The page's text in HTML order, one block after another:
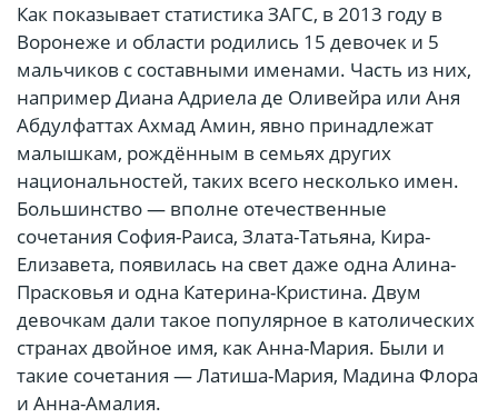
Как показывает статистика ЗАГС, в 2013 году в
Воронеже и области родились 15 девочек и 5
мальчиков с составными именами. Часть из них,
например Диана Адриела де Оливейра или Аня
Абдулфаттах Ахмад Амин, явно принадлежат
малышкам, рождённым в семьях других
национальностей, таких всего несколько имен.
Большинство — вполне отечественные
сочетания София-Раиса, Злата-Татьяна, Кира-
Елизавета, появилась на свет даже одна Алина-
Прасковья и одна Катерина-Кристина. Двум
девочкам дали такое популярное в католических
странах двойное имя, как Анна-Мария. Были и
такие сочетания — Латиша-Мария, Мадина Флора
и Анна-Амалия.